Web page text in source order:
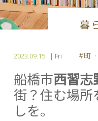
暮
2023.09.15 | Fri #町
船橋市西習志
街？住む場所
しを。